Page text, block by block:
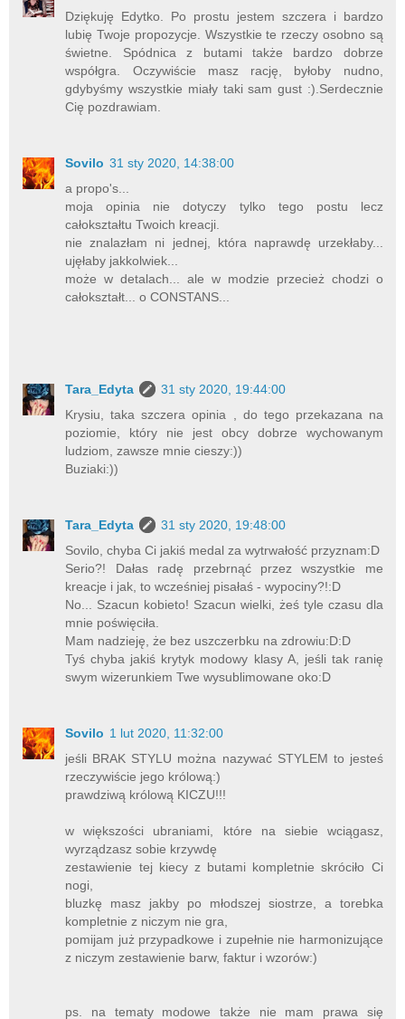
Dziękuję Edytko. Po prostu jestem szczera i bardzo
lubię Twoje propozycje. Wszystkie te rzeczy osobno są
świetne. Spódnica z butami także bardzo dobrze
współgra. Oczywiście masz rację, byłoby nudno,
gdybyśmy wszystkie miały taki sam gust :).Serdecznie
Cię pozdrawiam.
Sovilo 31 sty 2020, 14:38:00
a propo's...
moja opinia nie dotyczy tylko tego postu lecz
całokształtu Twoich kreacji.
nie znalazłam ni jednej, która naprawdę urzekłaby...
ujęłaby jakkolwiek...
może w detalach... ale w modzie przecież chodzi o
całokształt... o CONSTANS...
Tara_Edyta
31 sty 2020, 19:44:00
Krysiu, taka szczera opinia , do tego przekazana na
poziomie, który nie jest obcy dobrze wychowanym
ludziom, zawsze mnie cieszy:))
Buziaki:))
Tara_Edyta
31 sty 2020, 19:48:00
Sovilo, chyba Ci jakiś medal za wytrwałość przyznam:D
Serio?! Dałas radę przebrnąć przez wszystkie me
kreacje i jak, to wcześniej pisałaś - wypociny?!:D
No... Szacun kobieto! Szacun wielki, żeś tyle czasu dla
mnie poświęciła.
Mam nadzieję, że bez uszczerbku na zdrowiu:D:D
Tyś chyba jakiś krytyk modowy klasy A, jeśli tak ranię
swym wizerunkiem Twe wysublimowane oko:D
Sovilo 1 lut 2020, 11:32:00
jeśli BRAK STYLU można nazywać STYLEM to jesteś
rzeczywiście jego królową:)
prawdziwą królową KICZU!!!
w większości ubraniami, które na siebie wciągasz,
wyrządzasz sobie krzywdę
zestawienie tej kiecy z butami kompletnie skróciło Ci
nogi,
bluzkę masz jakby po młodszej siostrze, a torebka
kompletnie z niczym nie gra,
pomijam już przypadkowe i zupełnie nie harmonizujące
z niczym zestawienie barw, faktur i wzorów:)
ps. na tematy modowe także nie mam prawa się